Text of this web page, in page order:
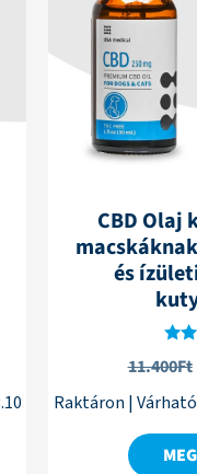
CBD Olaj
és
11.400Ft
Raktáron |